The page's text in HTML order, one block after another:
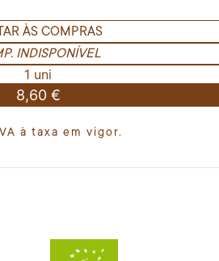
ÀS COMPRAS
INDISPONÍVEL
1 uni
8,60 €
à taxa em vigor.